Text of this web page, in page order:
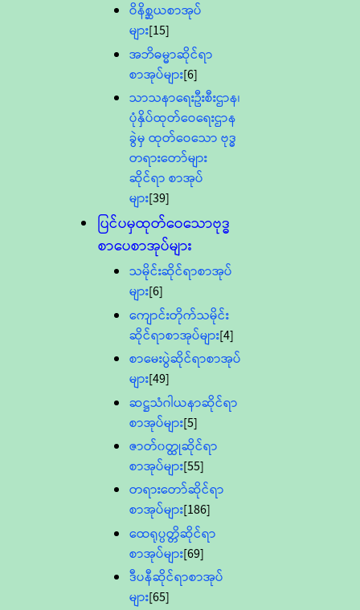
ဝိနိစ္ဆယစာအုပ်
များ[15]
အဘိဓမ္မာဆိုင်ရာ
စာအုပ်များ[6]
သာသနာရေးဦးစီးဌာန၊
ပုံနှိပ်ထုတ်ဝေရေးဌာန
ခွဲမှ ထုတ်ဝေသော ဗုဒ္ဓ
တရားတော်များ
ဆိုင်ရာ စာအုပ်
များ[39]
ပြင်ပမှထုတ်ဝေသောဗုဒ္ဓ
စာပေစာအုပ်များ
သမိုင်းဆိုင်ရာစာအုပ်
များ[6]
ကျောင်းတိုက်သမိုင်း
ဆိုင်ရာစာအုပ်များ[4]
စာမေးပွဲဆိုင်ရာစာအုပ်
များ[49]
ဆဋ္ဌသံဂါယနာဆိုင်ရာ
စာအုပ်များ[5]
ဇာတ်၀တ္ထုဆိုင်ရာ
စာအုပ်များ[55]
တရားတော်ဆိုင်ရာ
စာအုပ်များ[186]
ထေရုပ္ပတ္တိဆိုင်ရာ
စာအုပ်များ[69]
ဒီပနီဆိုင်ရာစာအုပ်
များ[65]